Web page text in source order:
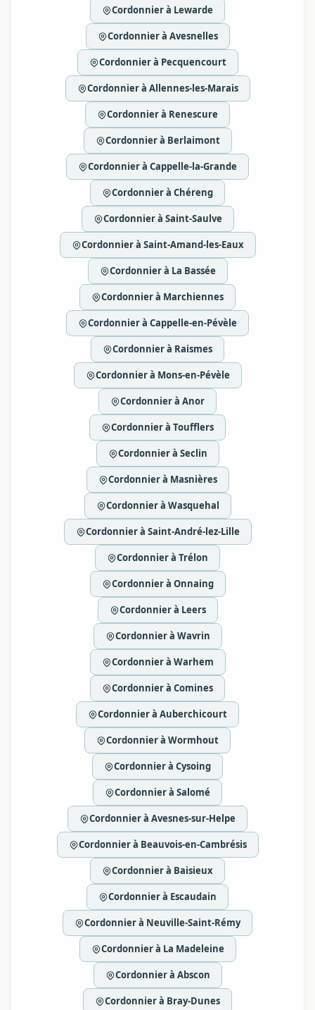
Cordonnier à Lewarde
Cordonnier à Avesnelles
Cordonnier à Pecquencourt
Cordonnier à Allennes-les-Marais
Cordonnier à Renescure
Cordonnier à Berlaimont
Cordonnier à Cappelle-la-Grande
Cordonnier à Chéreng
Cordonnier à Saint-Saulve
Cordonnier à Saint-Amand-les-Eaux
Cordonnier à La Bassée
Cordonnier à Marchiennes
Cordonnier à Cappelle-en-Pévèle
Cordonnier à Raismes
Cordonnier à Mons-en-Pévèle
Cordonnier à Anor
Cordonnier à Toufflers
Cordonnier à Seclin
Cordonnier à Masnières
Cordonnier à Wasquehal
Cordonnier à Saint-André-lez-Lille
Cordonnier à Trélon
Cordonnier à Onnaing
Cordonnier à Leers
Cordonnier à Wavrin
Cordonnier à Warhem
Cordonnier à Comines
Cordonnier à Auberchicourt
Cordonnier à Wormhout
Cordonnier à Cysoing
Cordonnier à Salomé
Cordonnier à Avesnes-sur-Helpe
Cordonnier à Beauvois-en-Cambrésis
Cordonnier à Baisieux
Cordonnier à Escaudain
Cordonnier à Neuville-Saint-Rémy
Cordonnier à La Madeleine
Cordonnier à Abscon
Cordonnier à Bray-Dunes